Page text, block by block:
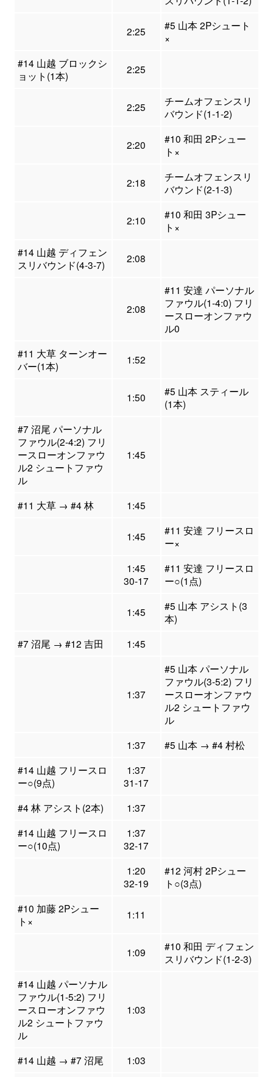
2:25
#5 山本 2Pシュート
×
#14 山越 ブロックシ
ョット(1本)
2:25
2:25
チームオフェンスリ
バウンド(1-1-2)
2:20
#10 和田 2Pシュー
ト×
2:18
チームオフェンスリ
バウンド(2-1-3)
2:10
#10 和田 3Pシュー
ト×
#14 山越 ディフェン
スリバウンド(4-3-7)
2:08
2:08
#11 安達 パーソナル
ファウル(1-4:0) フリ
ースローオンファウ
ル0
#11 大草 ターンオー
バー(1本)
1:52
1:50
#5 山本 スティール
(1本)
#7 沼尾 パーソナル
ファウル(2-4:2) フリ
ースローオンファウ
ル2 シュートファウ
ル
1:45
#11 大草 → #4 林 1:45
1:45
#11 安達 フリースロ
ー×
1:45
30-17
#11 安達 フリースロ
ー○(1点)
1:45
#5 山本 アシスト(3
本)
#7 沼尾 → #12 吉田
1:45
1:37
#5 山本 パーソナル
ファウル(3-5:2) フリ
ースローオンファウ
ル2 シュートファウ
ル
1:37
#5 山本 → #4 村松
#14 山越 フリースロ
ー○(9点)
1:37
31-17
#4 林 アシスト(2本)
1:37
#14 山越 フリースロ
ー○(10点)
1:37
32-17
1:20
32-19
#12 河村 2Pシュー
ト○(3点)
#10 加藤 2Pシュー
ト×
1:11
1:09
#10 和田 ディフェン
スリバウンド(1-2-3)
#14 山越 パーソナル
ファウル(1-5:2) フリ
ースローオンファウ
ル2 シュートファウ
ル
1:03
#14 山越 → #7 沼尾
1:03